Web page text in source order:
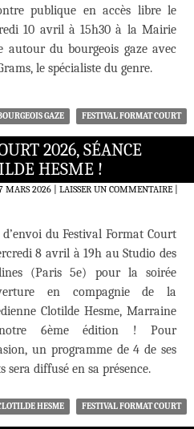
publique en accès libre le
10 avril à 15h30 à la Mairie
autour du bourgeois gaze avec
le spécialiste du genre.
GAZE FESTIVAL FORMAT COURT
2026, SÉANCE
HESME !
MARS 2026 LAISSER UN COMMENTAIRE|
d’envoi du Festival Format Court
8 avril à 19h au Studio des
(Paris 5e) pour la soirée
en compagnie de la
Clotilde Hesme, Marraine
6ème édition ! Pour
un programme de 4 de ses
sera diffusé en sa présence.
HESME FESTIVAL FORMAT COURT